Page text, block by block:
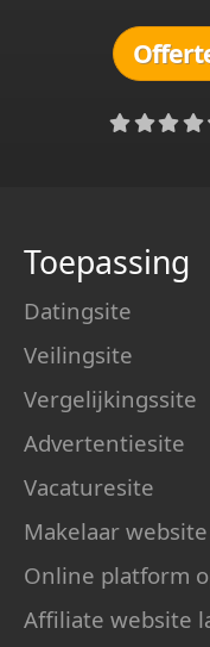
Toepassing
Datingsite
Veilingsite
Vergelijkingssite
Advertentiesite
Vacaturesite
Makelaar website
Online platform
Affiliate website